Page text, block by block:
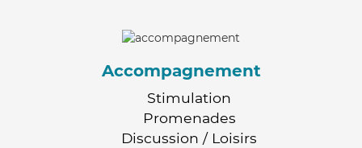
Accompagnement
Stimulation
Promenades
Discussion / Loisirs